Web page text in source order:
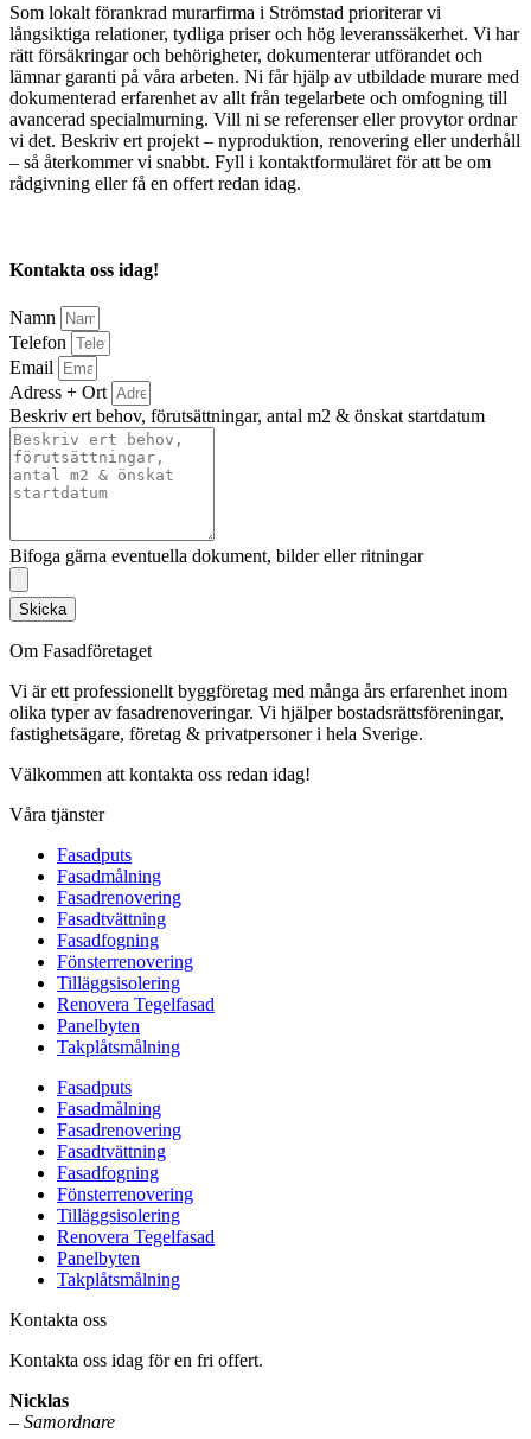
Som lokalt förankrad murarfirma i Strömstad prioriterar vi
långsiktiga relationer, tydliga priser och hög leveranssäkerhet. Vi har
rätt försäkringar och behörigheter, dokumenterar utförandet och
lämnar garanti på våra arbeten. Ni får hjälp av utbildade murare med
dokumenterad erfarenhet av allt från tegelarbete och omfogning till
avancerad specialmurning. Vill ni se referenser eller provytor ordnar
vi det. Beskriv ert projekt – nyproduktion, renovering eller underhåll
– så återkommer vi snabbt. Fyll i kontaktformuläret för att be om
rådgivning eller få en offert redan idag.
Kontakta oss idag!
Namn
Telefon
Email
Adress + Ort
Beskriv ert behov, förutsättningar, antal m2 & önskat startdatum
Bifoga gärna eventuella dokument, bilder eller ritningar
Skicka
Om Fasadföretaget
Vi är ett professionellt byggföretag med många års erfarenhet inom
olika typer av fasadrenoveringar. Vi hjälper bostadsrättsföreningar,
fastighetsägare, företag & privatpersoner i hela Sverige.
Välkommen att kontakta oss redan idag!
Våra tjänster
Fasadputs
Fasadmålning
Fasadrenovering
Fasadtvättning
Fasadfogning
Fönsterrenovering
Tilläggsisolering
Renovera Tegelfasad
Panelbyten
Takplåtsmålning
Fasadputs
Fasadmålning
Fasadrenovering
Fasadtvättning
Fasadfogning
Fönsterrenovering
Tilläggsisolering
Renovera Tegelfasad
Panelbyten
Takplåtsmålning
Kontakta oss
Kontakta oss idag för en fri offert.
Nicklas
– Samordnare